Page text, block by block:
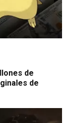
de
de